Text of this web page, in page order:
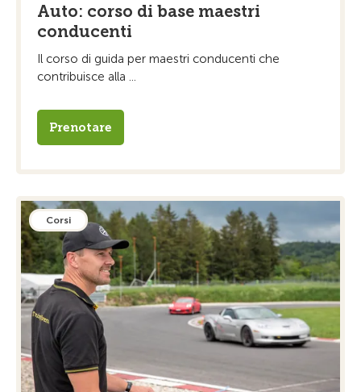
Auto: corso di base maestri
conducenti
Il corso di guida per maestri conducenti che
contribuisce alla ...
Prenotare
Corsi